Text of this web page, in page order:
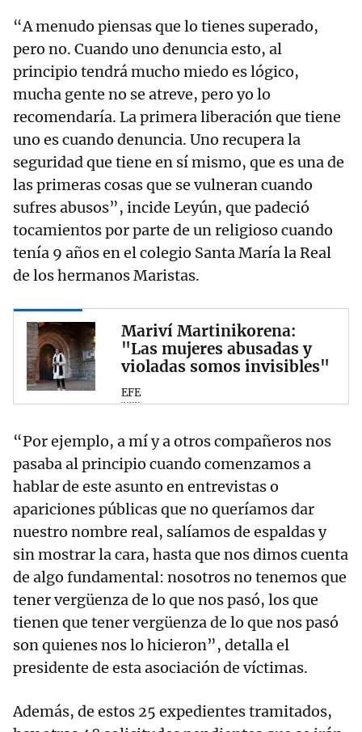
“A menudo piensas que lo tienes superado,
pero no. Cuando uno denuncia esto, al
principio tendrá mucho miedo es lógico,
mucha gente no se atreve, pero yo lo
recomendaría. La primera liberación que tiene
uno es cuando denuncia. Uno recupera la
seguridad que tiene en sí mismo, que es una de
las primeras cosas que se vulneran cuando
sufres abusos”, incide Leyún, que padeció
tocamientos por parte de un religioso cuando
tenía 9 años en el colegio Santa María la Real
de los hermanos Maristas.
Mariví Martinikorena:
"Las mujeres abusadas y
violadas somos invisibles"
EFE
“Por ejemplo, a mí y a otros compañeros nos
pasaba al principio cuando comenzamos a
hablar de este asunto en entrevistas o
apariciones públicas que no queríamos dar
nuestro nombre real, salíamos de espaldas y
sin mostrar la cara, hasta que nos dimos cuenta
de algo fundamental: nosotros no tenemos que
tener vergüenza de lo que nos pasó, los que
tienen que tener vergüenza de lo que nos pasó
son quienes nos lo hicieron”, detalla el
presidente de esta asociación de víctimas.
Además, de estos 25 expedientes tramitados,